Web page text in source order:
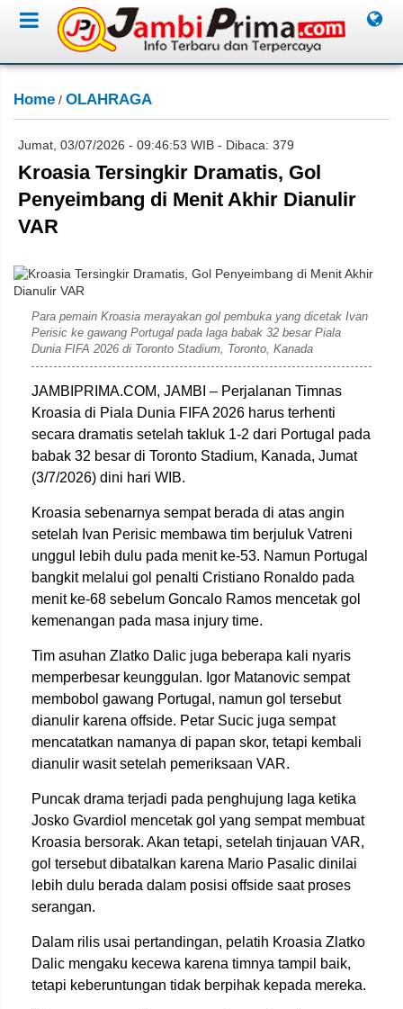
Home / OLAHRAGA
Jumat, 03/07/2026 - 09:46:53 WIB - Dibaca: 379
Kroasia Tersingkir Dramatis, Gol
Penyeimbang di Menit Akhir Dianulir
VAR
Para pemain Kroasia merayakan gol pembuka yang dicetak Ivan
Perisic ke gawang Portugal pada laga babak 32 besar Piala
Dunia FIFA 2026 di Toronto Stadium, Toronto, Kanada
JAMBIPRIMA.COM, JAMBI – Perjalanan Timnas
Kroasia di Piala Dunia FIFA 2026 harus terhenti
secara dramatis setelah takluk 1-2 dari Portugal pada
babak 32 besar di Toronto Stadium, Kanada, Jumat
(3/7/2026) dini hari WIB.
Kroasia sebenarnya sempat berada di atas angin
setelah Ivan Perisic membawa tim berjuluk Vatreni
unggul lebih dulu pada menit ke-53. Namun Portugal
bangkit melalui gol penalti Cristiano Ronaldo pada
menit ke-68 sebelum Goncalo Ramos mencetak gol
kemenangan pada masa injury time.
Tim asuhan Zlatko Dalic juga beberapa kali nyaris
memperbesar keunggulan. Igor Matanovic sempat
membobol gawang Portugal, namun gol tersebut
dianulir karena offside. Petar Sucic juga sempat
mencatatkan namanya di papan skor, tetapi kembali
dianulir wasit setelah pemeriksaan VAR.
Puncak drama terjadi pada penghujung laga ketika
Josko Gvardiol mencetak gol yang sempat membuat
Kroasia bersorak. Akan tetapi, setelah tinjauan VAR,
gol tersebut dibatalkan karena Mario Pasalic dinilai
lebih dulu berada dalam posisi offside saat proses
serangan.
Dalam rilis usai pertandingan, pelatih Kroasia Zlatko
Dalic mengaku kecewa karena timnya tampil baik,
tetapi keberuntungan tidak berpihak kepada mereka.